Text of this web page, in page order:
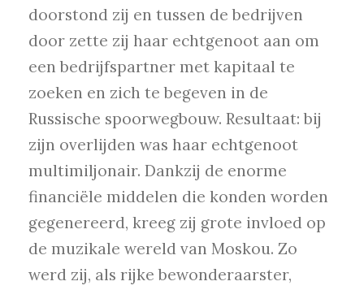
doorstond zij en tussen de bedrijven
door zette zij haar echtgenoot aan om
een bedrijfspartner met kapitaal te
zoeken en zich te begeven in de
Russische spoorwegbouw. Resultaat: bij
zijn overlijden was haar echtgenoot
multimiljonair. Dankzij de enorme
financiële middelen die konden worden
gegenereerd, kreeg zij grote invloed op
de muzikale wereld van Moskou. Zo
werd zij, als rijke bewonderaarster,